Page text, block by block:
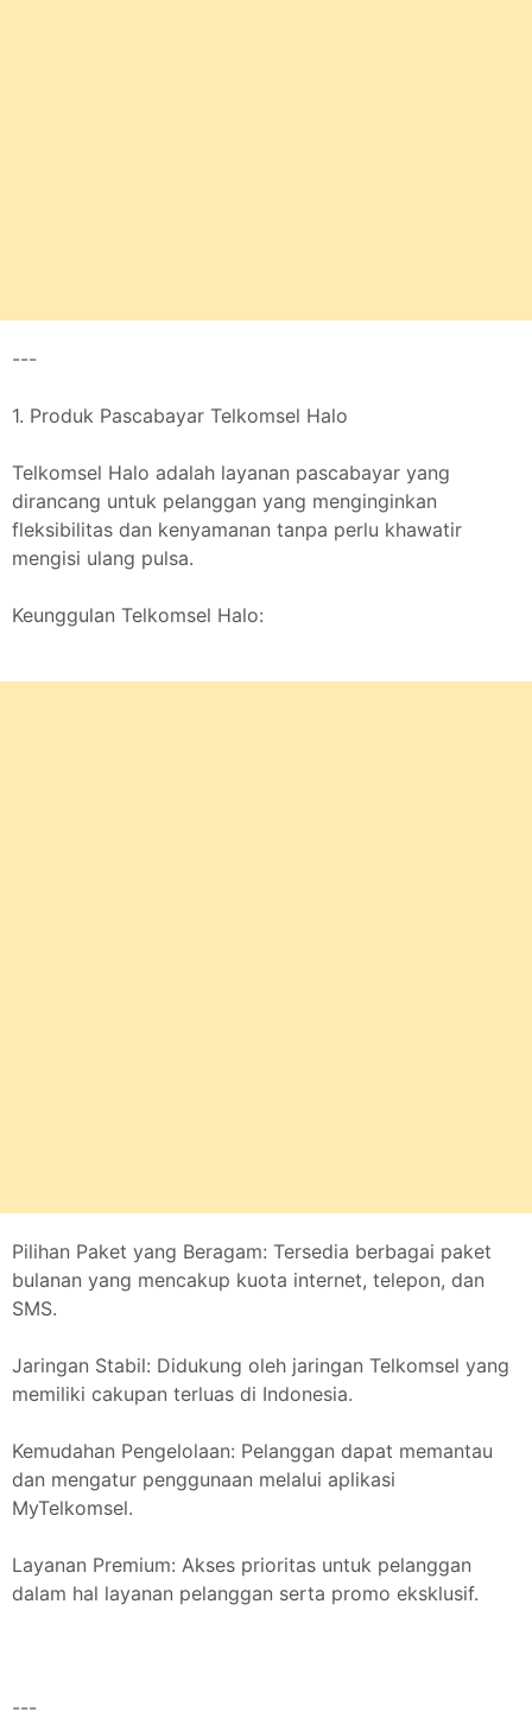
---
1. Produk Pascabayar Telkomsel Halo
Telkomsel Halo adalah layanan pascabayar yang
dirancang untuk pelanggan yang menginginkan
fleksibilitas dan kenyamanan tanpa perlu khawatir
mengisi ulang pulsa.
Keunggulan Telkomsel Halo:
Pilihan Paket yang Beragam: Tersedia berbagai paket
bulanan yang mencakup kuota internet, telepon, dan
SMS.
Jaringan Stabil: Didukung oleh jaringan Telkomsel yang
memiliki cakupan terluas di Indonesia.
Kemudahan Pengelolaan: Pelanggan dapat memantau
dan mengatur penggunaan melalui aplikasi
MyTelkomsel.
Layanan Premium: Akses prioritas untuk pelanggan
dalam hal layanan pelanggan serta promo eksklusif.
---